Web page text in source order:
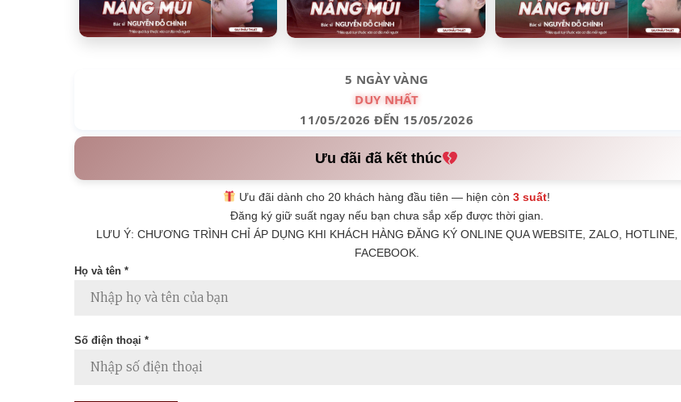
5 NGÀY VÀNG
DUY NHẤT
11/05/2026 ĐẾN 15/05/2026
Ưu đãi đã kết thúc
Ưu đãi dành cho 20 khách hàng đầu tiên — hiện còn3 suất!
Đăng ký giữ suất ngay nếu bạn chưa sắp xếp được thời gian.
LƯU Ý: CHƯƠNG TRÌNH CHỈ ÁP DỤNG KHI KHÁCH HÀNG ĐĂNG KÝ ONLINE QUA WEBSITE, ZALO, HOTLINE,
FACEBOOK.
Họ và tên *
Số điện thoại *